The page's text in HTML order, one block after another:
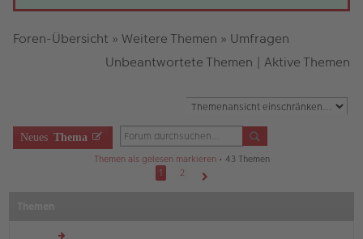
Foren-Übersicht » Weitere Themen » Umfragen
Unbeantwortete Themen | Aktive Themen
Neues Thema
Themen als gelesen markieren• 43 Themen
1
2